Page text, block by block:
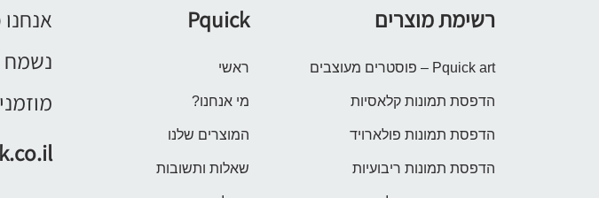
רשימת מוצרים
Pquick art – פוסטרים מעוצבים
הדפסת תמונות קלאסיות
הדפסת תמונות פולארויד
הדפסת תמונות ריבועיות
Pquick
ראשי
מי אנחנו?
המוצרים שלנו
שאלות ותשובות
נשמח